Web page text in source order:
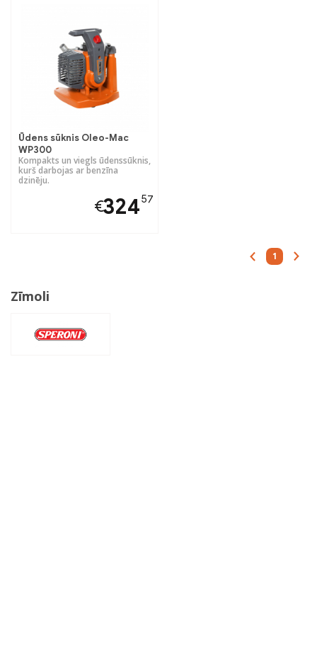
Ūdens sūknis Oleo-Mac
WP300
Kompakts un viegls ūdenssūknis,
kurš darbojas ar benzīna
dzinēju.
€32457
1
Zīmoli